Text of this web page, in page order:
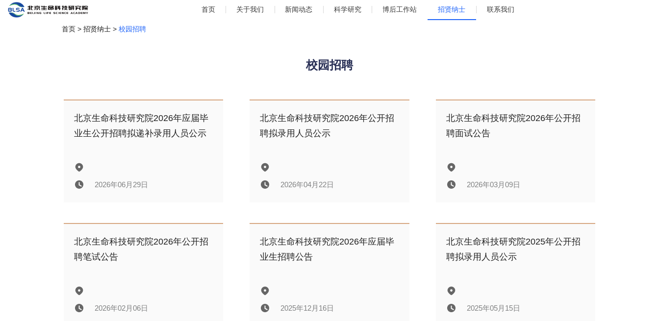
首页 关于我们 新闻动态 科学研究 博后工作站 招贤纳士 联系我们
首页 > 招贤纳士 > 校园招聘
校园招聘
北京生命科技研究院2026年应届毕
业生公开招聘拟递补录用人员公示
2026年06月29日
北京生命科技研究院2026年应届毕
业生公开招聘拟递补录用人员公示
北京生命科技研究院2026年公开招
聘拟录用人员公示
2026年04月22日
北京生命科技研究院2026年公开招
聘拟录用人员公示
北京生命科技研究院2026年公开招
聘面试公告
2026年03月09日
北京生命科技研究院2026年公开招
聘面试公告
北京生命科技研究院2026年公开招
聘笔试公告
2026年02月06日
北京生命科技研究院2026年应届毕
业生招聘公告
2025年12月16日
北京生命科技研究院2025年公开招
聘拟录用人员公示
2025年05月15日